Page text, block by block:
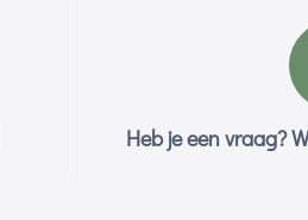
Heb je een vraag?